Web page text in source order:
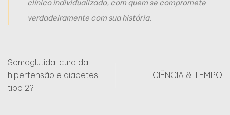
clínico individualizado, com quem se compromete
verdadeiramente com sua história.
Semaglutida: cura da
hipertensão e diabetes
tipo 2?
CIÊNCIA & TEMPO